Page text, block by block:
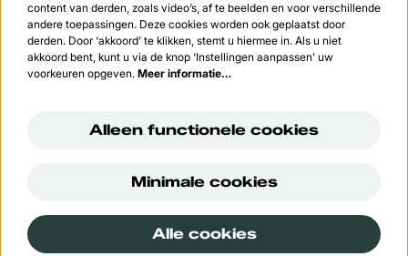
Aanmelden
Data Processing Addendum van Google.
© Cultuurcentrum 't Vondel
Powered byCultureSuite
content van derden, zoals video’s, af te beelden en voor verschillende
andere toepassingen. Deze cookies worden ook geplaatst door
derden. Door ‘akkoord’ te klikken, stemt u hiermee in. Als u niet
akkoord bent, kunt u via de knop ‘Instellingen aanpassen’ uw
voorkeuren opgeven. Meer informatie…
Alleen functionele cookies
Minimale cookies
Alle cookies